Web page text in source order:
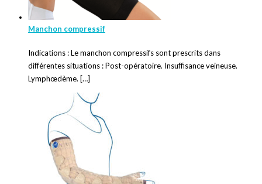
Manchon compressif
Indications : Le manchon compressifs sont prescrits dans
différentes situations : Post-opératoire. Insuffisance veineuse.
Lymphœdème. […]